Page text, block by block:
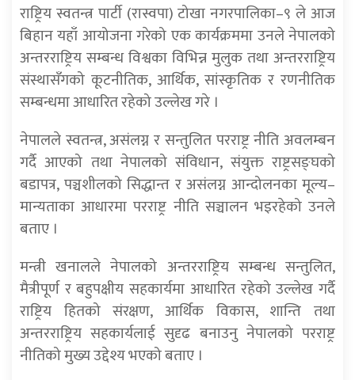
राष्ट्रिय स्वतन्त्र पार्टी (रास्वपा) टोखा नगरपालिका–९ ले आज
बिहान यहाँ आयोजना गरेको एक कार्यक्रममा उनले नेपालको
अन्तरराष्ट्रिय सम्बन्ध विश्वका विभिन्न मुलुक तथा अन्तरराष्ट्रिय
संस्थासँगको कूटनीतिक, आर्थिक, सांस्कृतिक र रणनीतिक
सम्बन्धमा आधारित रहेको उल्लेख गरे ।
नेपालले स्वतन्त्र, असंलग्न र सन्तुलित परराष्ट्र नीति अवलम्बन
गर्दै आएको तथा नेपालको संविधान, संयुक्त राष्ट्रसङ्घको
बडापत्र, पञ्चशीलको सिद्धान्त र असंलग्न आन्दोलनका मूल्य–
मान्यताका आधारमा परराष्ट्र नीति सञ्चालन भइरहेको उनले
बताए ।
मन्त्री खनालले नेपालको अन्तरराष्ट्रिय सम्बन्ध सन्तुलित,
मैत्रीपूर्ण र बहुपक्षीय सहकार्यमा आधारित रहेको उल्लेख गर्दै
राष्ट्रिय हितको संरक्षण, आर्थिक विकास, शान्ति तथा
अन्तरराष्ट्रिय सहकार्यलाई सुदृढ बनाउनु नेपालको परराष्ट्र
नीतिको मुख्य उद्देश्य भएको बताए ।